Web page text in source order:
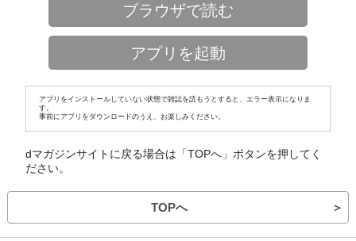
ブラウザで読む
アプリを起動
アプリをインストールしていない状態で雑誌を読もうとすると、エラー表示になりま
す。
事前にアプリをダウンロードのうえ、お楽しみください。
dマガジンサイトに戻る場合は「TOPへ」ボタンを押してく
ださい。
TOPへ ＞